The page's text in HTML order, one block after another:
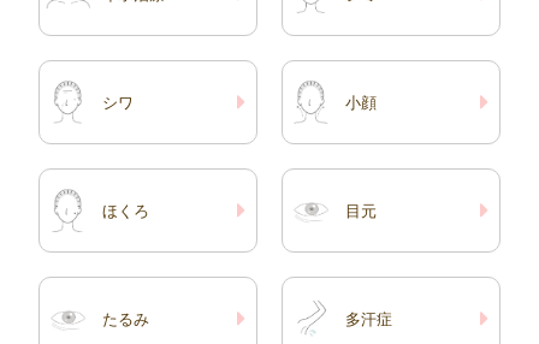
シワ 小顔
ほくろ 目元
たるみ 多汗症